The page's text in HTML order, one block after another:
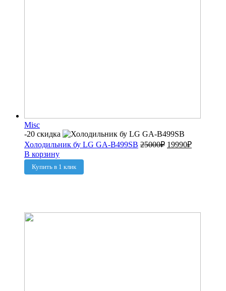
Misc
-20 скидка
Холодильник бу LG GA-B499SB 25000₽ 19990₽
В корзину
Купить в 1 клик